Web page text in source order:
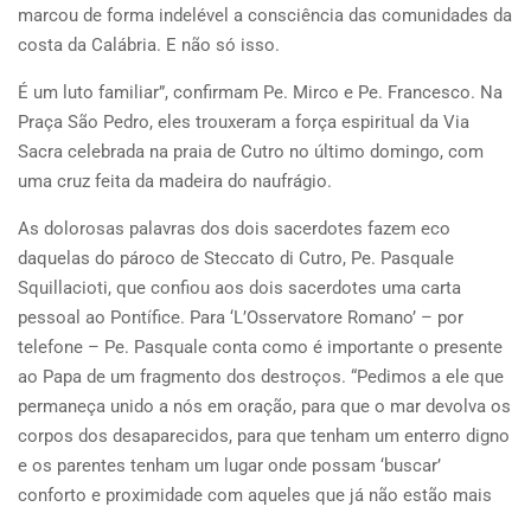
marcou de forma indelével a consciência das comunidades da
costa da Calábria. E não só isso.
É um luto familiar”, confirmam Pe. Mirco e Pe. Francesco. Na
Praça São Pedro, eles trouxeram a força espiritual da Via
Sacra celebrada na praia de Cutro no último domingo, com
uma cruz feita da madeira do naufrágio.
As dolorosas palavras dos dois sacerdotes fazem eco
daquelas do pároco de Steccato di Cutro, Pe. Pasquale
Squillacioti, que confiou aos dois sacerdotes uma carta
pessoal ao Pontífice. Para ‘L’Osservatore Romano’ – por
telefone – Pe. Pasquale conta como é importante o presente
ao Papa de um fragmento dos destroços. “Pedimos a ele que
permaneça unido a nós em oração, para que o mar devolva os
corpos dos desaparecidos, para que tenham um enterro digno
e os parentes tenham um lugar onde possam ‘buscar’
conforto e proximidade com aqueles que já não estão mais